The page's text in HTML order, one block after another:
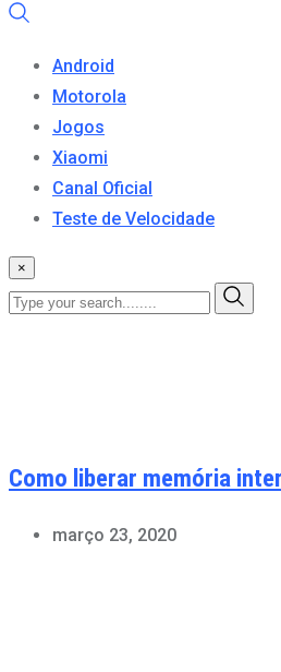
Android
Motorola
Jogos
Xiaomi
Canal Oficial
Teste de Velocidade
×
Como liberar memória
março 23, 2020